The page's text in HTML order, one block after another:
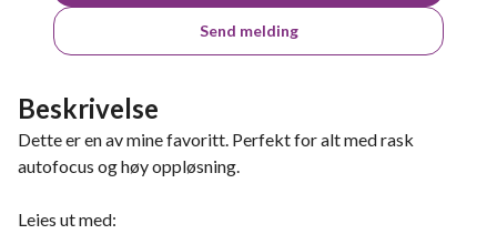
Send melding
Beskrivelse
Dette er en av mine favoritt. Perfekt for alt med rask
autofocus og høy oppløsning.
Leies ut med: